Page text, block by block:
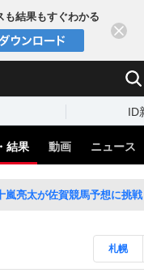
も結果もすぐわかる
ID
結果 動画 ニュース
嵐亮太が佐賀競馬予想に挑戦
札幌